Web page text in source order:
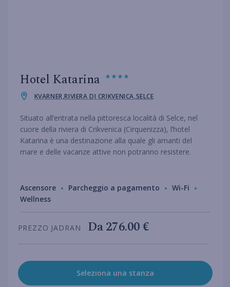
Hotel Katarina
KVARNER,RIVIERA DI CRIKVENICA,SELCE
Situato all’entrata nella pittoresca località di Selce, nel
cuore della riviera di Crikvenica (Cirquenizza), l’hotel
Katarina è una destinazione alla quale gli amanti del
mare e delle vacanze attive non potranno resistere.
Ascensore Parcheggio a pagamento
Wi-Fi
Wellness
PREZZO JADRAN Da276.00 €
Seleziona una stanza